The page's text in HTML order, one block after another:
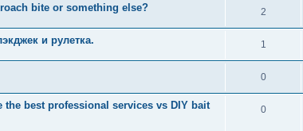
bite or something else? 2
и рулетка. 1
0
best professional services vs DIY bait
0